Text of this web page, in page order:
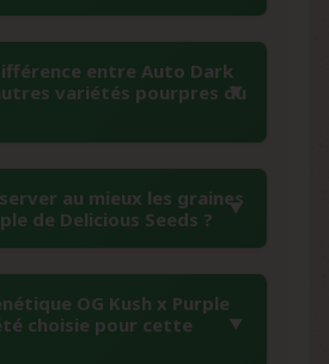
teintes pourpres
de l'Auto Dark Purple
à se manifester
semaine du cycle, soit
après la germination. Ces
progressivement
créant un contraste
et les facteurs
entre Auto Dark
variétés pourpres du
de Delicious Seeds se
sa stabilité génétique
travaillée sur 5 générations.
violettes intenses, cycle
jours et facilité de culture.
Kush x Purple Kush Auto lui
au mieux les graines
de Delicious Seeds ?
optimale de vos
Purple, stockez-les dans un
entre 5-10°C), sec
OG Kush x Purple
choisie pour cette